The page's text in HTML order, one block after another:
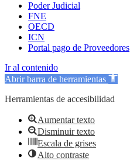
Poder Judicial
FNE
OECD
ICN
Portal pago de Proveedores
Ir al contenido
Abrir barra de herramientas
Herramientas de accesibilidad
Aumentar texto
Disminuir texto
Escala de grises
Alto contraste